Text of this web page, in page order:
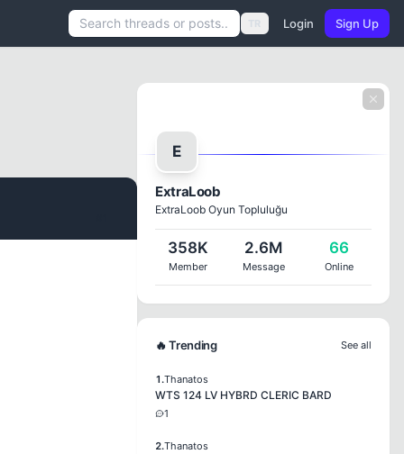
TR Login Sign Up
E
ExtraLoob
ExtraLoob Oyun Topluluğu
358K
Member
2.6M
Message
66
Online
🔥 Trending See all
1.Thanatos
WTS 124 LV HYBRD CLERIC BARD
1
2.Thanatos